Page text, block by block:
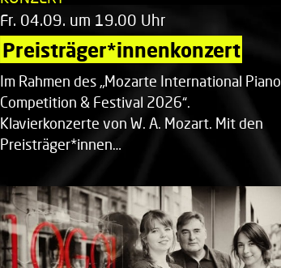
Fr. 04.09. um 19.00 Uhr
Preisträger*innenkonzert
Im Rahmen des „Mozarte International Piano
Competition & Festival 2026“.
Klavierkonzerte von W. A. Mozart. Mit den
Preisträger*innen…